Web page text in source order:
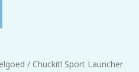
/ Chuckit! Sport Launcher